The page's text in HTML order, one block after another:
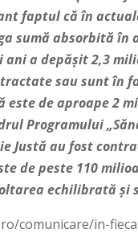
faptul că în
sumă absorbită în
a depășit 2,3
sau sunt în
de aproape 2
Programului
Justă au fost
de peste 110
echilibrată și
comunicare/in-